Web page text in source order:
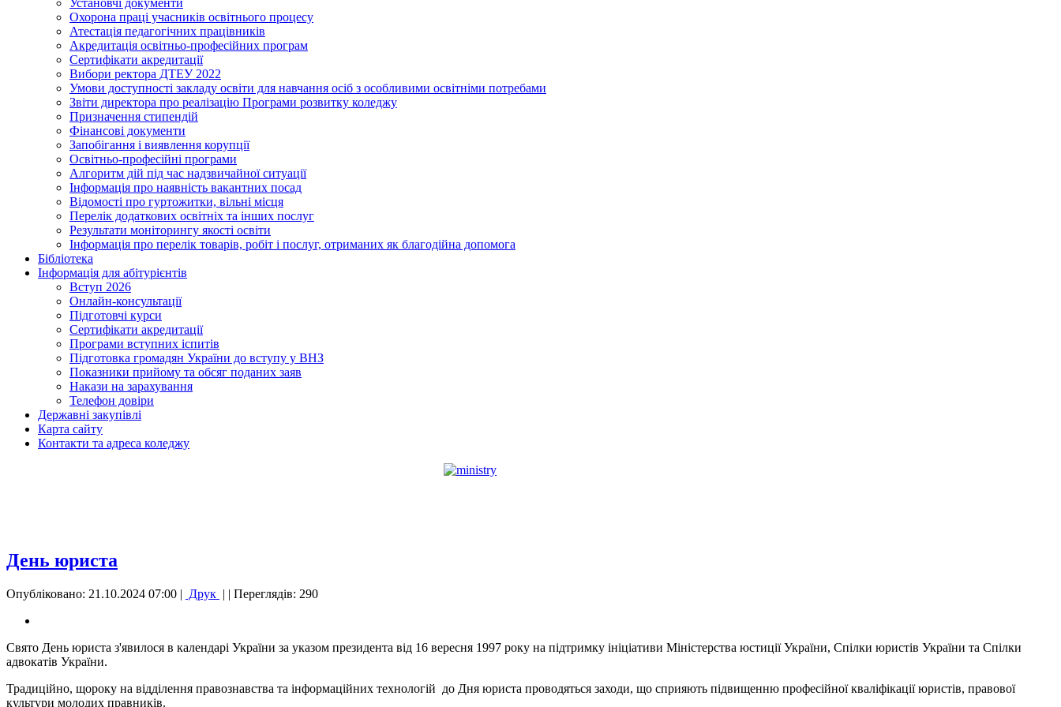
Установчі документи
Охорона праці учасників освітнього процесу
Атестація педагогічних працівників
Акредитація освітньо-професійних програм
Сертифікати акредитації
Вибори ректора ДТЕУ 2022
Умови доступності закладу освіти для навчання осіб з особливими освітніми потребами
Звіти директора про реалізацію Програми розвитку коледжу
Призначення стипендій
Фінансові документи
Запобігання і виявлення корупції
Освітньо-професійні програми
Алгоритм дій під час надзвичайної ситуації
Інформація про наявність вакантних посад
Відомості про гуртожитки, вільні місця
Перелік додаткових освітніх та інших послуг
Результати моніторингу якості освіти
Інформація про перелік товарів, робіт і послуг, отриманих як благодійна допомога
Бібліотека
Інформація для абітурієнтів
Вступ 2026
Онлайн-консультації
Підготовчі курси
Сертифікати акредитації
Програми вступних іспитів
Підготовка громадян України до вступу у ВНЗ
Показники прийому та обсяг поданих заяв
Накази на зарахування
Телефон довіри
Державні закупівлі
Карта сайту
Контакти та адреса коледжу
День юриста
Опубліковано: 21.10.2024 07:00 | Друк | | Переглядів: 290
Свято День юриста з'явилося в календарі України за указом президента від 16 вересня 1997 року на підтримку ініціативи Міністерства юстиції України, Спілки юристів України та Спілки
адвокатів України.
Традиційно, щороку на відділення правознавства та інформаційних технологій до Дня юриста проводяться заходи, що сприяють підвищенню професійної кваліфікації юристів, правової
культури молодих правників.